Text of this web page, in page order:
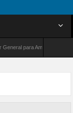
para América Latina